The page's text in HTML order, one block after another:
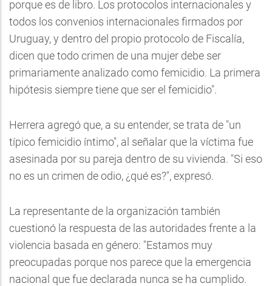
porque es de libro. Los protocolos internacionales y
todos los convenios internacionales firmados por
Uruguay, y dentro del propio protocolo de Fiscalía,
dicen que todo crimen de una mujer debe ser
primariamente analizado como femicidio. La primera
hipótesis siempre tiene que ser el femicidio".
Herrera agregó que, a su entender, se trata de "un
típico femicidio íntimo", al señalar que la víctima fue
asesinada por su pareja dentro de su vivienda. "Si eso
no es un crimen de odio, ¿qué es?", expresó.
La representante de la organización también
cuestionó la respuesta de las autoridades frente a la
violencia basada en género: "Estamos muy
preocupadas porque nos parece que la emergencia
nacional que fue declarada nunca se ha cumplido.